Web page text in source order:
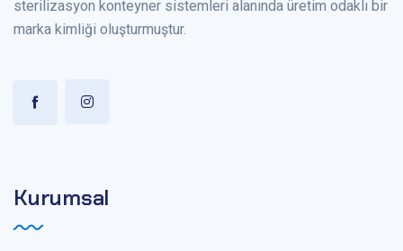
sterilizasyon konteyner sistemleri alanında üretim odaklı bir
marka kimliği oluşturmuştur.
Kurumsal